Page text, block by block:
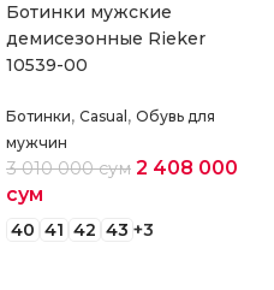
Ботинки мужские
демисезонные Rieker
10539-00
Ботинки, Casual , Обувь для
мужчин
3 010 000сум 2 408 000
сум
40 41 42 43 +3